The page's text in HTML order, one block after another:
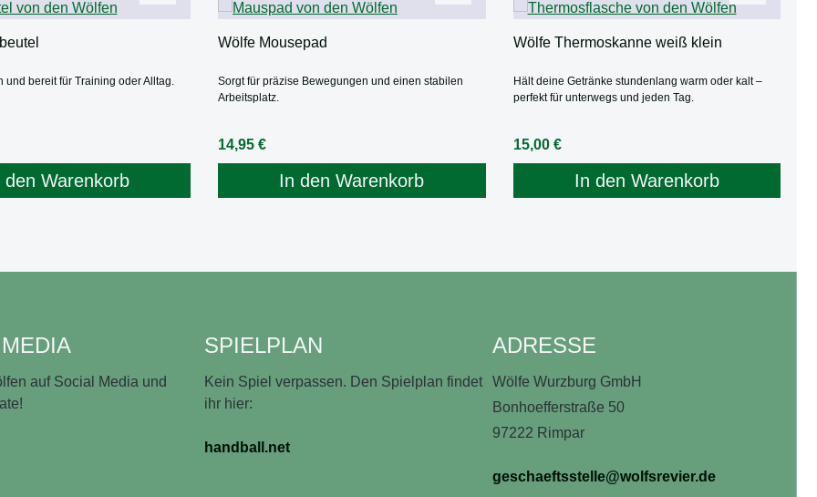
und bereit für Training oder Alltag.
den Warenkorb
Wölfe Mousepad
Sorgt für präzise Bewegungen und einen stabilen
Arbeitsplatz.
Regulärer Preis:
14,95 €
In den Warenkorb
Wölfe Thermoskanne weiß klein
Hält deine Getränke stundenlang warm oder kalt –
perfekt für unterwegs und jeden Tag.
Regulärer Preis:
15,00 €
In den Warenkorb
auf Social Media und
SPIELPLAN
Kein Spiel verpassen. Den Spielplan findet
ihr hier:
handball.net
ADRESSE
Wölfe Wurzburg GmbH
Bonhoefferstraße 50
97222 Rimpar
geschaeftsstelle@wolfsrevier.de